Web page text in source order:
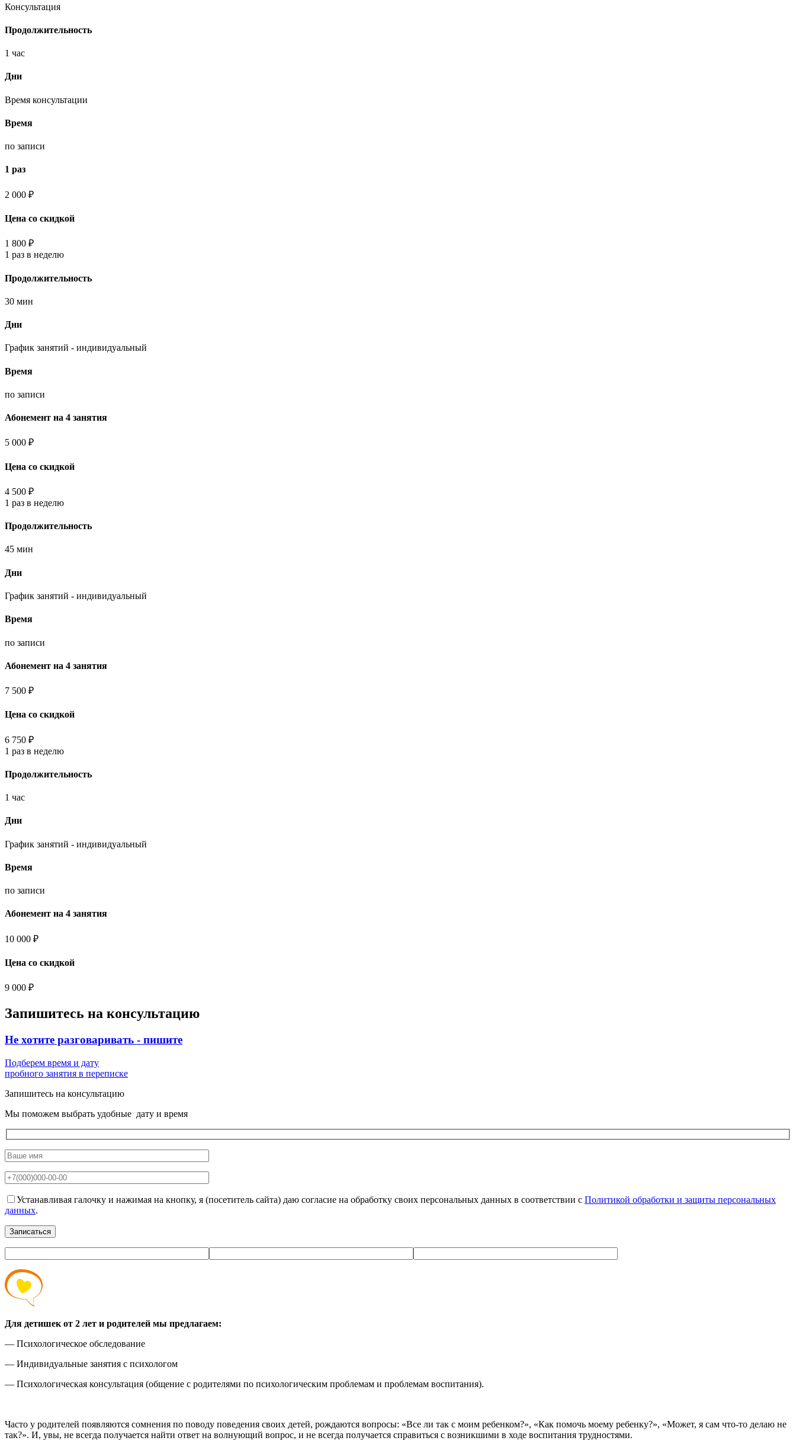
Консультация
Продолжительность
1 час
Дни
Время консультации
Время
по записи
1 раз
2 000 ₽
Цена со скидкой
1 800 ₽
1 раз в неделю
Продолжительность
30 мин
Дни
График занятий - индивидуальный
Время
по записи
Абонемент на 4 занятия
5 000 ₽
Цена со скидкой
4 500 ₽
1 раз в неделю
Продолжительность
45 мин
Дни
График занятий - индивидуальный
Время
по записи
Абонемент на 4 занятия
7 500 ₽
Цена со скидкой
6 750 ₽
1 раз в неделю
Продолжительность
1 час
Дни
График занятий - индивидуальный
Время
по записи
Абонемент на 4 занятия
10 000 ₽
Цена со скидкой
9 000 ₽
Запишитесь на консультацию
Не хотите разговаривать - пишите
Подберем время и дату
пробного занятия в переписке
Запишитесь на консультацию
Мы поможем выбрать удобные дату и время
Устанавливая галочку и нажимая на кнопку, я (посетитель сайта) даю согласие на обработку своих персональных данных в соответствии с Политикой обработки и защиты персональных
данных.
Записаться
Для детишек от 2 лет и родителей мы предлагаем:
— Психологическое обследование
— Индивидуальные занятия с психологом
— Психологическая консультация (общение с родителями по психологическим проблемам и проблемам воспитания).
Часто у родителей появляются сомнения по поводу поведения своих детей, рождаются вопросы: «Все ли так с моим ребенком?», «Как помочь моему ребенку?», «Может, я сам что-то делаю не
так?». И, увы, не всегда получается найти ответ на волнующий вопрос, и не всегда получается справиться с возникшими в ходе воспитания трудностями.